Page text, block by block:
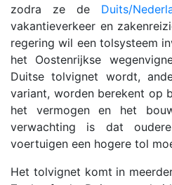
zodra ze de Duits/
vakantieverkeer en
regering wil een tolsysteem
het Oostenrijkse
Duitse tolvignet wordt,
variant, worden berekent op
het vermogen en het
verwachting is dat
voertuigen een hogere tol
Het tolvignet komt in